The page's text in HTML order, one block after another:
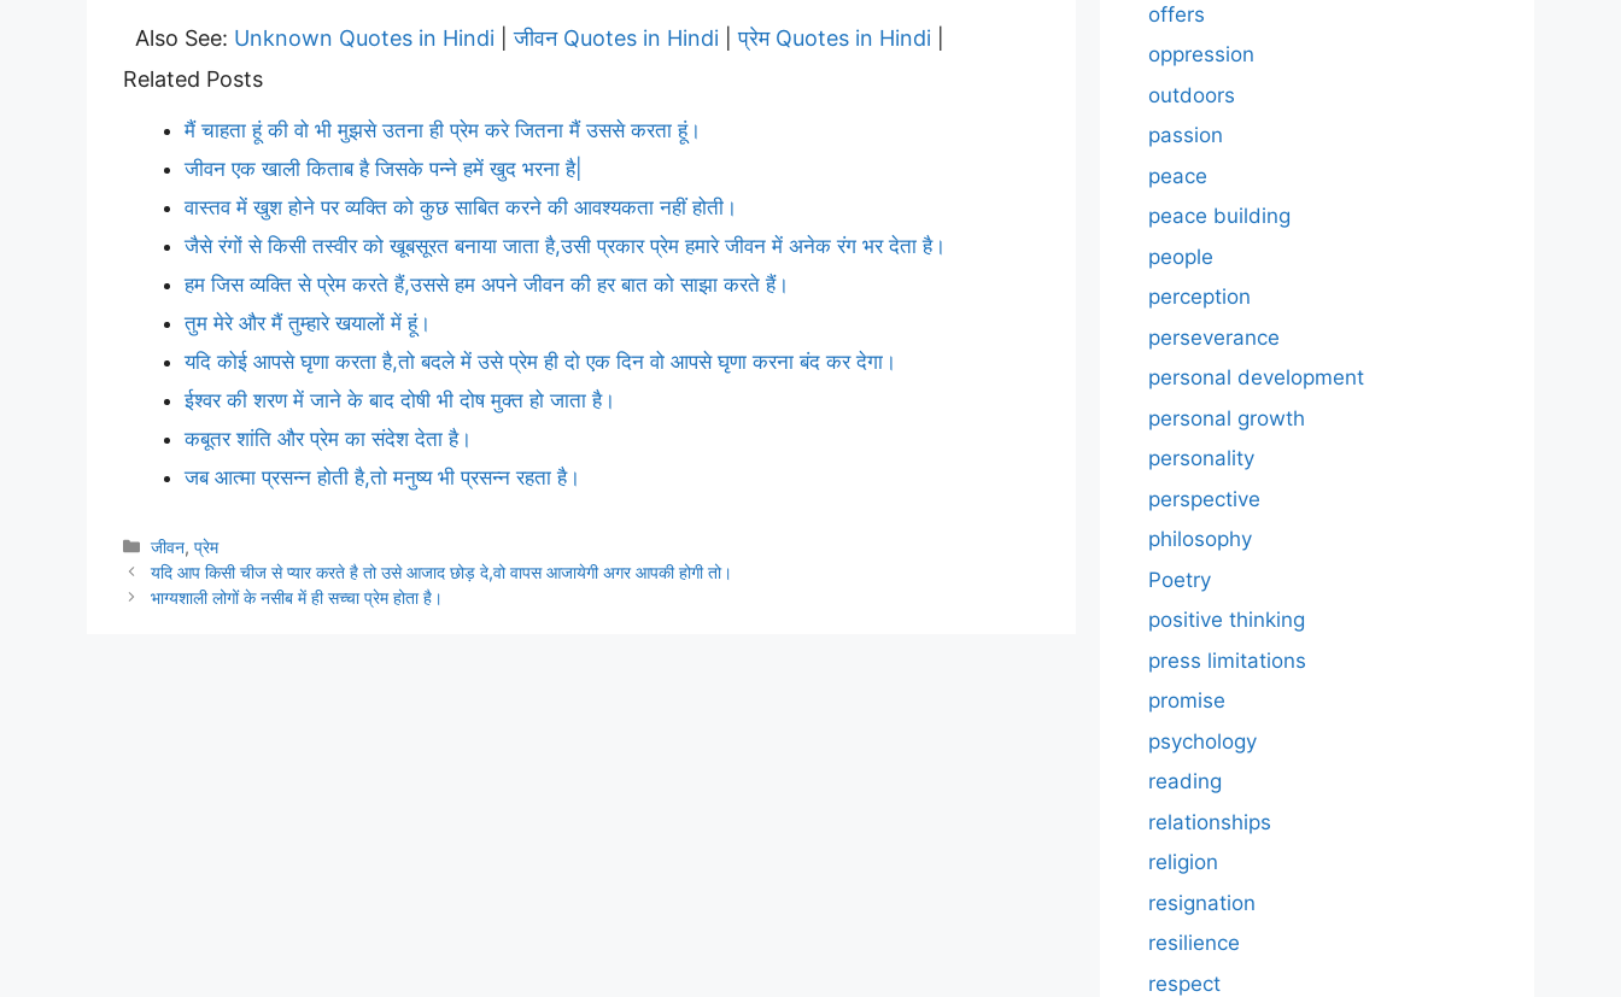
Also See: Unknown Quotes in Hindi |जीवन Quotes in Hindi |प्रेम Quotes in Hindi
Related Posts
मैं चाहता हूं की वो भी मुझसे उतना ही प्रेम करे जितना मैं उससे करता हूं।
जीवन एक खाली किताब है जिसके पन्ने हमें खुद भरना है|
वास्तव में खुश होने पर व्यक्ति को कुछ साबित करने की आवश्यकता नहीं होती।
जैसे रंगों से किसी तस्वीर को खूबसूरत बनाया जाता है,उसी प्रकार प्रेम हमारे जीवन में अनेक रंग भर देता है।
हम जिस व्यक्ति से प्रेम करते हैं,उससे हम अपने जीवन की हर बात को साझा करते हैं।
तुम मेरे और मैं तुम्हारे खयालों में हूं।
यदि कोई आपसे घृणा करता है,तो बदले में उसे प्रेम ही दो एक दिन वो आपसे घृणा करना बंद कर देगा।
ईश्वर की शरण में जाने के बाद दोषी भी दोष मुक्त हो जाता है।
कबूतर शांति और प्रेम का संदेश देता है।
जब आत्मा प्रसन्न होती है,तो मनुष्य भी प्रसन्न रहता है।
Categories
जीवन,प्रेम
यदि आप किसी चीज से प्यार करते है तो उसे आजाद छोड़ दे,वो वापस आजायेगी अगर आपकी होगी तो।
भाग्यशाली लोगों के नसीब में ही सच्चा प्रेम होता है।
offers
oppression
outdoors
passion
peace
peace building
people
perception
perseverance
personal development
personal growth
personality
perspective
philosophy
Poetry
positive thinking
press limitations
promise
psychology
reading
relationships
religion
resignation
resilience
respect